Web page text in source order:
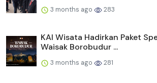
3 months ago 283
KAI Wisata Hadirkan Paket
Waisak Borobudur ...
3 months ago 281